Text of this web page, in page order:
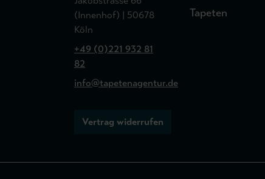
(Innenhof) | 50678
Köln
+49 (0)221 932 81
82
info@tapetenagentur.de
Vertrag widerrufen
Tapeten